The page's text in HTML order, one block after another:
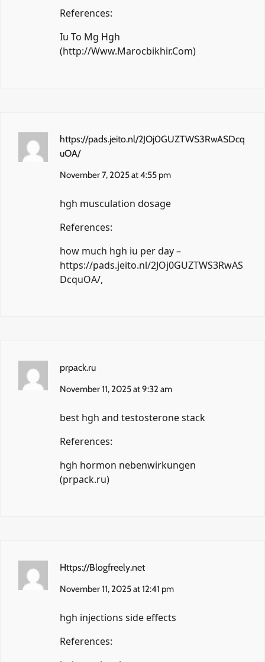
References:
Iu To Mg Hgh
(http://Www.Marocbikhir.Com)
https://pads.jeito.nl/2JOj0GUZTWS3RwASDcq
uOA/
November 7, 2025 at 4:55 pm
hgh musculation dosage
References:
how much hgh iu per day –
https://pads.jeito.nl/2JOj0GUZTWS3RwAS
DcquOA/,
prpack.ru
November 11, 2025 at 9:32 am
best hgh and testosterone stack
References:
hgh hormon nebenwirkungen
(prpack.ru)
Https://Blogfreely.net
November 11, 2025 at 12:41 pm
hgh injections side effects
References: